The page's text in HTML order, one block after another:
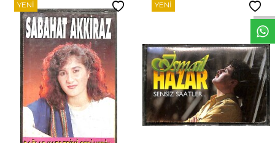
YENI YENI